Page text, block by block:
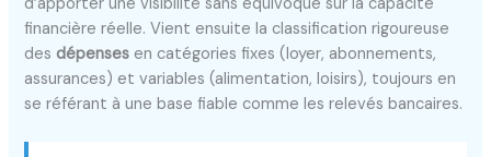
financière réelle. Vient ensuite la classification rigoureuse
desdépenses en catégories fixes (loyer, abonnements,
assurances) et variables (alimentation, loisirs), toujours en
se référant à une base fiable comme les relevés bancaires.